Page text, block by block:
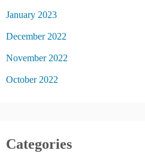
January 2023
December 2022
November 2022
October 2022
Categories